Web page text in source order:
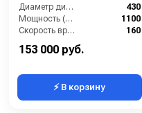
Диаметр диска / рабочая ширина (мм):
430
Мощность (Вт):
1100
Скорость вращения щётки (об/мин):
160
153 000 руб.
⚡ В корзину